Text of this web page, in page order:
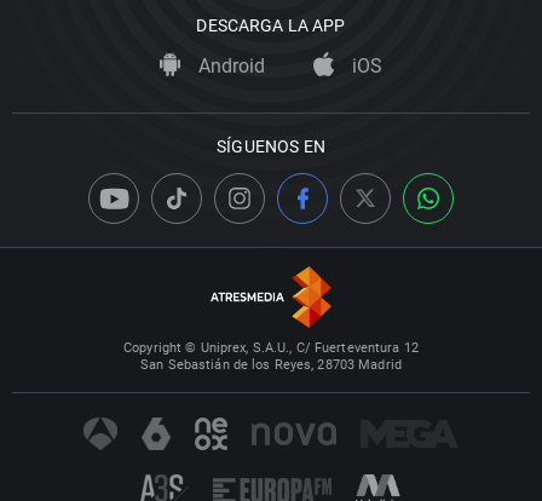
DESCARGA LA APP
Android iOS
SÍGUENOS EN
Copyright © Uniprex, S.A.U., C/ Fuerteventura 12
San Sebastián de los Reyes, 28703 Madrid